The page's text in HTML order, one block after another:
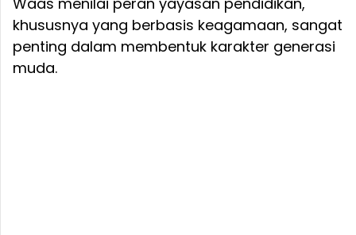
khususnya yang berbasis keagamaan, sangat
penting dalam membentuk karakter generasi
muda.